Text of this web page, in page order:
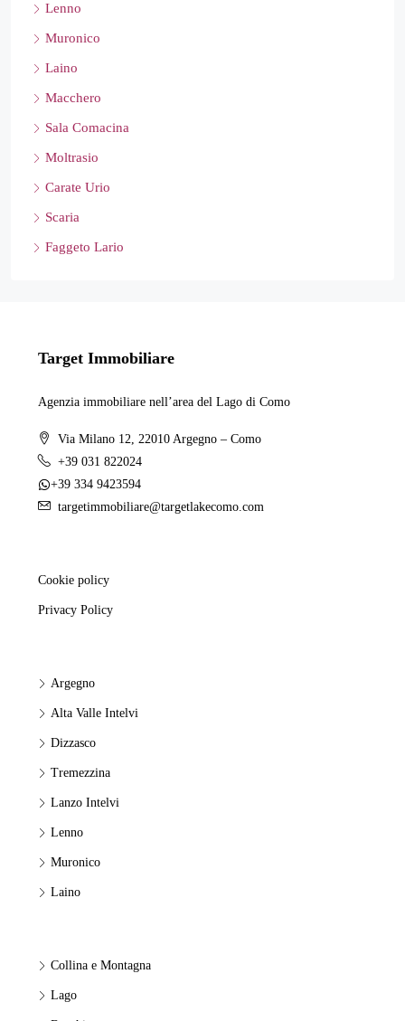
Lenno
Muronico
Laino
Macchero
Sala Comacina
Moltrasio
Carate Urio
Scaria
Faggeto Lario
Target Immobiliare
Agenzia immobiliare nell’area del Lago di Como
Via Milano 12, 22010 Argegno – Como
+39 031 822024
+39 334 9423594
targetimmobiliare@targetlakecomo.com
Cookie policy
Privacy Policy
Argegno
Alta Valle Intelvi
Dizzasco
Tremezzina
Lanzo Intelvi
Lenno
Muronico
Laino
Collina e Montagna
Lago